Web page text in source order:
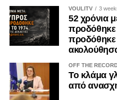
υποσημειώσεις, αλλά ως
διαμορφούμενου Ινδο-
συνεργασιών.
VOULITV 3
52 χρόνια
προδόθηκε
προδόθηκε
OFF THE
Το κλάμα
από